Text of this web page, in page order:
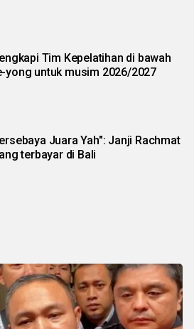
Tim Kepelatihan di bawah
yong untuk musim 2026/2027
Juara Yah": Janji Rachmat
terbayar di Bali